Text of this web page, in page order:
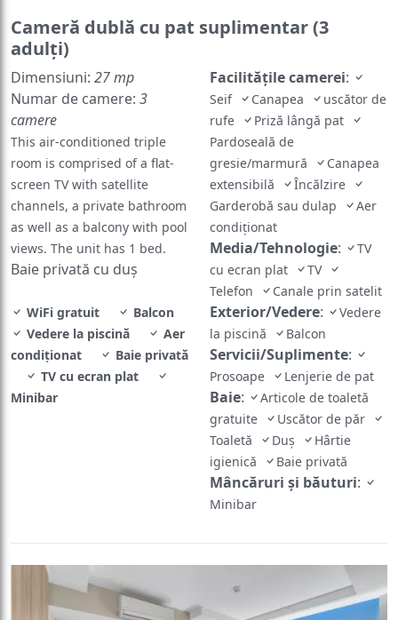
Cameră dublă cu pat suplimentar (3
adulţi)
Dimensiuni: 27 mp
Numar de camere: 3
camere
This air-conditioned triple
room is comprised of a flat-
screen TV with satellite
channels, a private bathroom
as well as a balcony with pool
views. The unit has 1 bed.
Baie privată cu duș
WiFi gratuit
Balcon
Vedere la piscină
Aer
condiţionat
Baie privată
TV cu ecran plat
Minibar
Facilităţile camerei:
Seif Canapea
uscător de
rufe
Priză lângă pat
Pardoseală de
gresie/marmură
Canapea
extensibilă
Încălzire
Garderobă sau dulap
Aer
condiţionat
Media/Tehnologie:
TV
cu ecran plat
TV
Telefon
Canale prin satelit
Exterior/Vedere:
Vedere
la piscină
Balcon
Servicii/Suplimente:
Prosoape Lenjerie de pat
Baie:
Articole de toaletă
gratuite
Uscător de păr
Toaletă
Duş
Hârtie
igienică
Baie privată
Mâncăruri și băuturi:
Minibar